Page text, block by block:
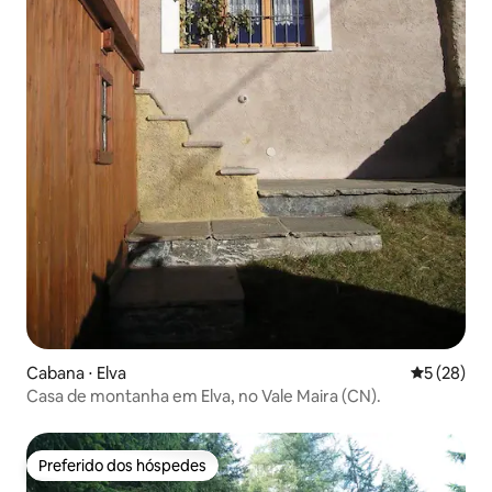
Cabana ⋅ Elva 5 de uma
5 (28)
Casa de montanha em Elva, no Vale Maira (CN).
Preferido dos hóspedes
Preferido dos hóspedes